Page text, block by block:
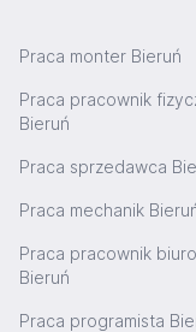
Praca monter Bieruń
Praca pracownik
Bieruń
Praca sprzedawca
Praca mechanik
Praca pracownik
Bieruń
Praca programista